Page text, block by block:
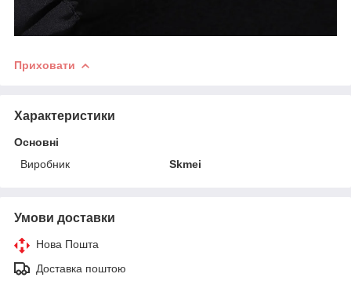
Приховати
Характеристики
Основні
Виробник
Skmei
Умови доставки
Нова Пошта
Доставка поштою